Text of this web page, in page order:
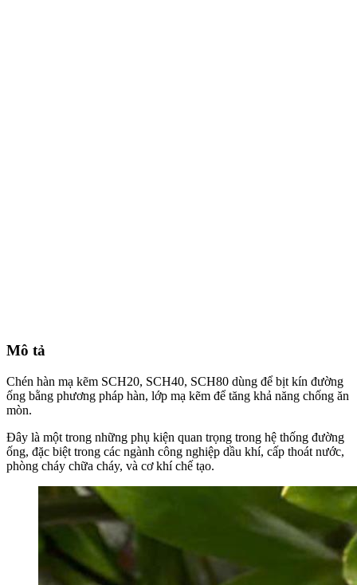
Mô tả
Chén hàn mạ kẽm SCH20, SCH40, SCH80 dùng để bịt kín đường
ống bằng phương pháp hàn, lớp mạ kẽm để tăng khả năng chống ăn
mòn.
Đây là một trong những phụ kiện quan trọng trong hệ thống đường
ống, đặc biệt trong các ngành công nghiệp dầu khí, cấp thoát nước,
phòng cháy chữa cháy, và cơ khí chế tạo.